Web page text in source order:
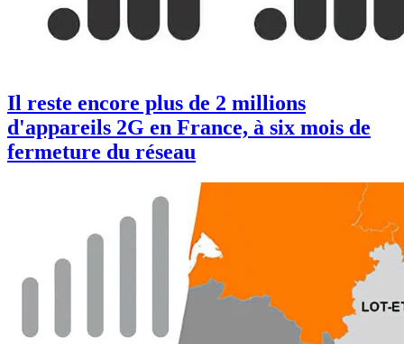
Il reste encore plus de 2 millions
d'appareils 2G en France, à six mois de
fermeture du réseau